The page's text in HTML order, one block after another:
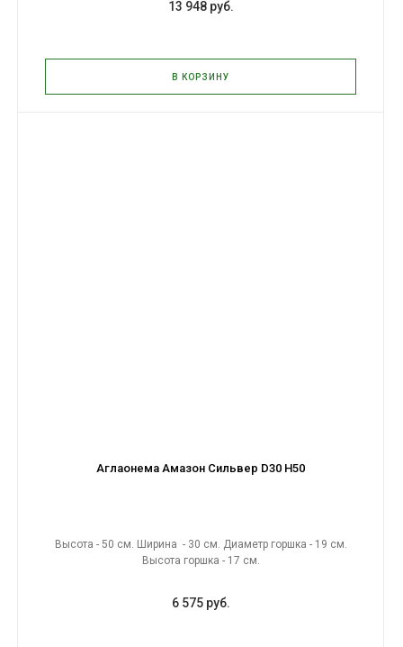
13 948 руб.
В КОРЗИНУ
Аглаонема Амазон Сильвер D30 H50
Высота - 50 см. Ширина - 30 см. Диаметр горшка - 19 см.
Высота горшка - 17 см.
6 575 руб.